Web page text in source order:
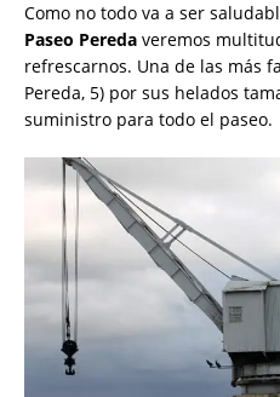
Como no todo va a ser
Paseo Pereda veremos
refrescarnos. Una de las más
Pereda, 5) por sus helados
suministro para todo el paseo.